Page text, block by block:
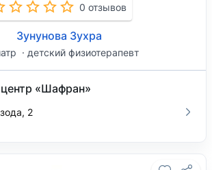
0 отзывов
Зунунова Зухра
детский физиотерапевт
«Шафран»
2